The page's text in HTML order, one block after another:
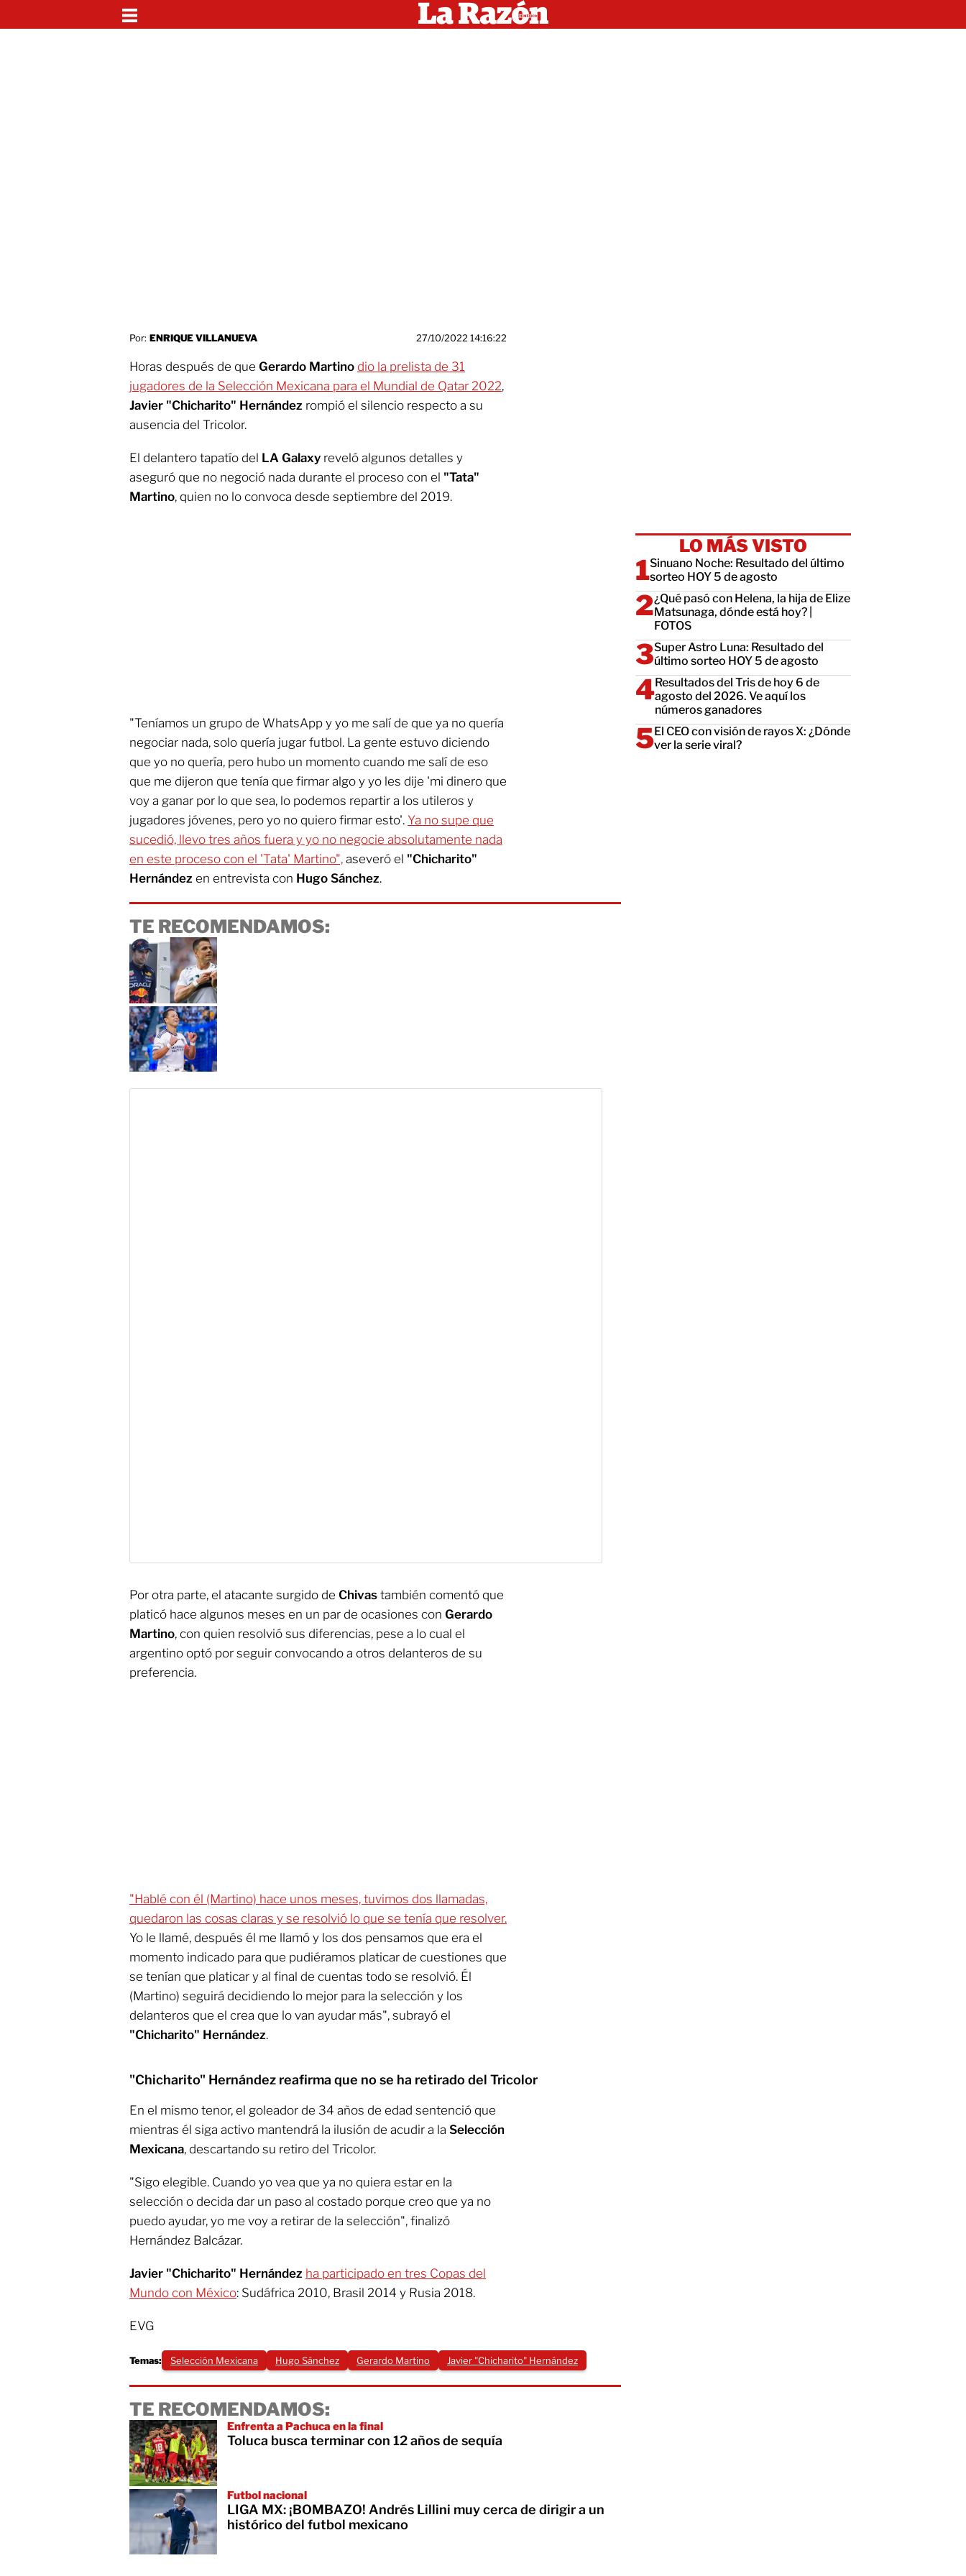
Por: ENRIQUE VILLANUEVA 27/10/2022 14:16:22
Horas después de que Gerardo Martino dio la prelista de 31
jugadores de la Selección Mexicana para el Mundial de Qatar 2022,
Javier "Chicharito" Hernández rompió el silencio respecto a su
ausencia del Tricolor.
El delantero tapatío del LA Galaxy reveló algunos detalles y
aseguró que no negoció nada durante el proceso con el "Tata"
Martino, quien no lo convoca desde septiembre del 2019.
"Teníamos un grupo de WhatsApp y yo me salí de que ya no quería
negociar nada, solo quería jugar futbol. La gente estuvo diciendo
que yo no quería, pero hubo un momento cuando me salí de eso
que me dijeron que tenía que firmar algo y yo les dije 'mi dinero que
voy a ganar por lo que sea, lo podemos repartir a los utileros y
jugadores jóvenes, pero yo no quiero firmar esto'. Ya no supe que
sucedió, llevo tres años fuera y yo no negocie absolutamente nada
en este proceso con el 'Tata' Martino", aseveró el "Chicharito"
Hernández en entrevista con Hugo Sánchez.
TE RECOMENDAMOS:
Por otra parte, el atacante surgido de Chivas también comentó que
platicó hace algunos meses en un par de ocasiones con Gerardo
Martino, con quien resolvió sus diferencias, pese a lo cual el
argentino optó por seguir convocando a otros delanteros de su
preferencia.
"Hablé con él (Martino) hace unos meses, tuvimos dos llamadas,
quedaron las cosas claras y se resolvió lo que se tenía que resolver.
Yo le llamé, después él me llamó y los dos pensamos que era el
momento indicado para que pudiéramos platicar de cuestiones que
se tenían que platicar y al final de cuentas todo se resolvió. Él
(Martino) seguirá decidiendo lo mejor para la selección y los
delanteros que el crea que lo van ayudar más", subrayó el
"Chicharito" Hernández.
"Chicharito" Hernández reafirma que no se ha retirado del Tricolor
En el mismo tenor, el goleador de 34 años de edad sentenció que
mientras él siga activo mantendrá la ilusión de acudir a la Selección
Mexicana, descartando su retiro del Tricolor.
"Sigo elegible. Cuando yo vea que ya no quiera estar en la
selección o decida dar un paso al costado porque creo que ya no
puedo ayudar, yo me voy a retirar de la selección", finalizó
Hernández Balcázar.
Javier "Chicharito" Hernández ha participado en tres Copas del
Mundo con México: Sudáfrica 2010, Brasil 2014 y Rusia 2018.
EVG
Temas: Selección Mexicana Hugo Sánchez Gerardo Martino Javier "Chicharito" Hernández
TE RECOMENDAMOS:
Enfrenta a Pachuca en la final
Toluca busca terminar con 12 años de sequía
Futbol nacional
LIGA MX: ¡BOMBAZO! Andrés Lillini muy cerca de dirigir a un
histórico del futbol mexicano
LO MÁS VISTO
Sinuano Noche: Resultado del último
sorteo HOY 5 de agosto
¿Qué pasó con Helena, la hija de Elize
Matsunaga, dónde está hoy? |
FOTOS
Super Astro Luna: Resultado del
último sorteo HOY 5 de agosto
Resultados del Tris de hoy 6 de
agosto del 2026. Ve aquí los
números ganadores
El CEO con visión de rayos X: ¿Dónde
ver la serie viral?